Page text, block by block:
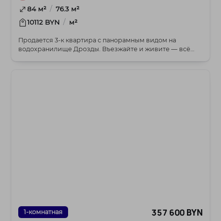
84 м² / 76.3 м²
10112 BYN / м²
Продается 3-к квартира с панорамным видом на
водохранилище Дрозды. Въезжайте и живите — всё
1-комнатная 357 600 BYN